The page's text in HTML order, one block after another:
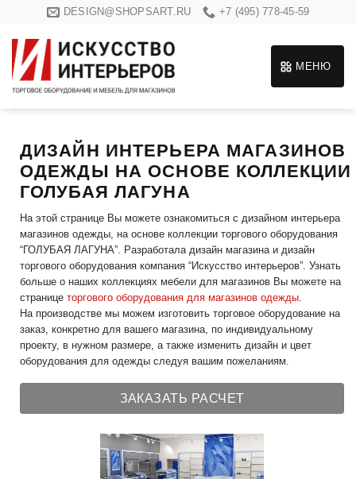
content
DESIGN@SHOPSART.RU +7 (495) 778-45-59
МЕНЮ
ДИЗАЙН ИНТЕРЬЕРА МАГАЗИНОВ
ОДЕЖДЫ НА ОСНОВЕ КОЛЛЕКЦИИ
ГОЛУБАЯ ЛАГУНА
На этой странице Вы можете ознакомиться с дизайном интерьера
магазинов одежды, на основе коллекции торгового оборудования
“ГОЛУБАЯ ЛАГУНА”. Разработала дизайн магазина и дизайн
торгового оборудования компания “Искусство интерьеров”. Узнать
больше о наших коллекциях мебели для магазинов Вы можете на
странице торгового оборудования для магазинов одежды.
На производстве мы можем изготовить торговое оборудование на
заказ, конкретно для вашего магазина, по индивидуальному
проекту, в нужном размере, а также изменить дизайн и цвет
оборудования для одежды следуя вашим пожеланиям.
ЗАКАЗАТЬ РАСЧЕТ